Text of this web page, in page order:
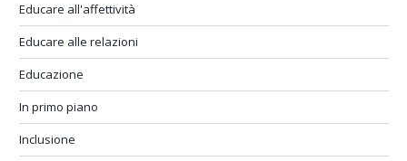
Educare all'affettività
Educare alle relazioni
Educazione
In primo piano
Inclusione